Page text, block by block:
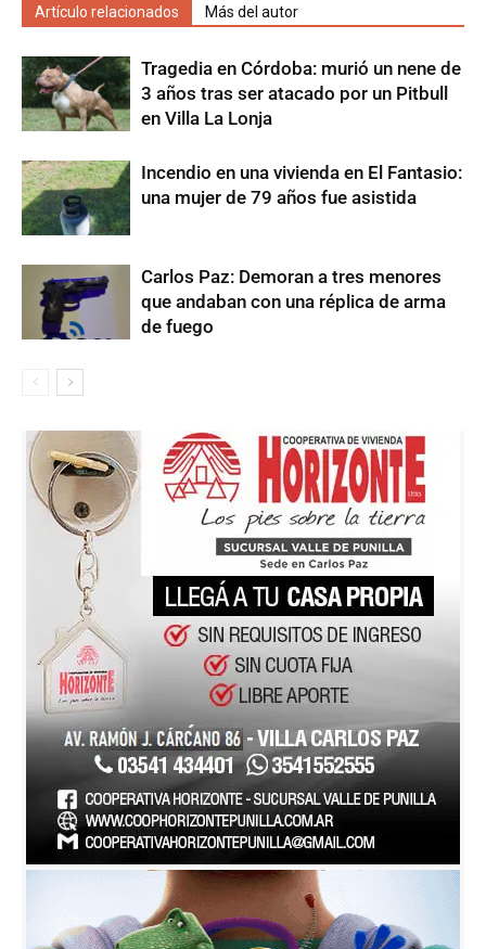
Artículo relacionados Más del autor
Tragedia en Córdoba: murió un nene de
3 años tras ser atacado por un Pitbull
en Villa La Lonja
Incendio en una vivienda en El Fantasio:
una mujer de 79 años fue asistida
Carlos Paz: Demoran a tres menores
que andaban con una réplica de arma
de fuego